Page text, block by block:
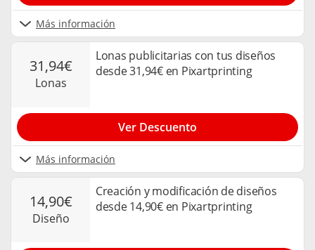
Más información
31,94€
lonas
Lonas publicitarias con tus diseños
desde 31,94€ en Pixartprinting
Más información
Ver Descuento
14,90€
diseño
Creación y modificación de diseños
desde 14,90€ en Pixartprinting